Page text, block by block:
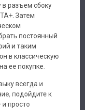
в разъем сбоку
Затем
постоянный
и таким
в классическую
ее покупке.
всегда и
подойдите к
просто